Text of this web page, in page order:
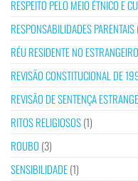
RESPEITO PELO MEIO ÉTNICO E
RESPONSABILIDADES PARENTAIS
RÉU RESIDENTE NO ESTRANGEIRO
REVISÃO CONSTITUCIONAL DE
REVISÃO DE SENTENÇA
RITOS RELIGIOSOS(1)
ROUBO (3)
SENSIBILIDADE(1)